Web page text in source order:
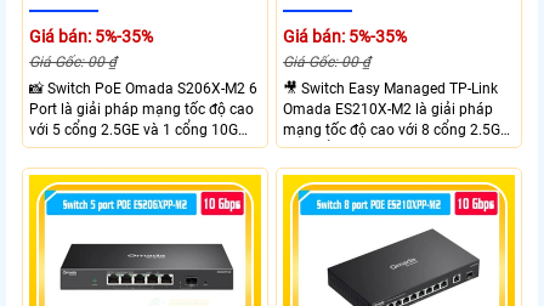
Giá bán: 5%-35%
Giá Gốc: 00 ₫
📸 Switch PoE Omada S206X-M2 6
Port là giải pháp mạng tốc độ cao
với 5 cổng 2.5GE và 1 cổng 10G
SFP+, đáp ứng nhu cầu truyền tải
dữ liệu lớn sở hữu băng thông
chuyển mạch 45Gbps cùng tốc độ
chuyển tiếp 33.48Mpps, mang lại
nghiệp văn phòng và hệ thống
mạng hiện đại.
Giá bán: 5%-35%
Giá Gốc: 00 ₫
🎥 Switch Easy Managed TP-Link
Omada ES210X-M2 là giải pháp
mạng tốc độ cao với 8 cổng 2.5GE
và 2 cổng 10G SFP+ đáp ứng nhu
cầu truyền tải dữ liệu lớn sở hữu
băng thông chuyển mạch 80Gbps
tốc độ chuyển tiếp 59.52Mpps
mang lại kết nối ổn định cho
doanh nghiệp văn phòng và hệ
thống mạng hiện đại.